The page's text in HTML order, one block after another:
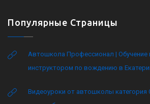
Популярные Страницы
Автошкола Профессионал | Обучение
инструктором по вождению в
Видеоуроки от автошколы категория